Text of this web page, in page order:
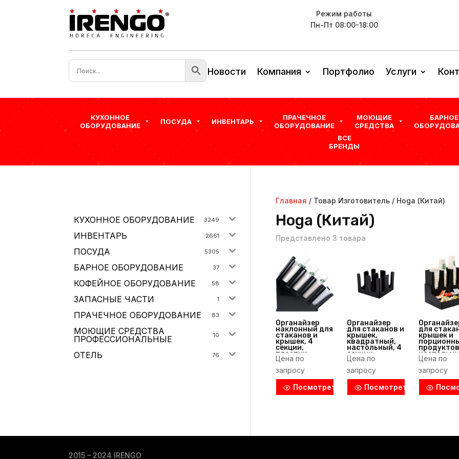
Режим работы
Пн-Пт 08:00-18:00
Новости Компания Портфолио Услуги
КУХОННОЕ
ОБОРУДОВАНИЕ
ПОСУДА ИНВЕНТАРЬ
ПРАЧЕЧНОЕ
ОБОРУДОВАНИЕ
МОЮЩИЕ
СРЕДСТВА
БАРНОЕ
ВСЕ
БРЕНДЫ
Главная / Товар Изготовитель / Hoga (Китай)
Hoga (Китай)
Представлено 3 товара
Органайзер
наклонный для
стаканов и
крышек, 4
секции,
пластик,
487x447x120
Hoga (Китай)
Цена по
запросу
Посмотреть
Органайзер
для стаканов и
крышек,
квадратный,
настольный, 4
секции,
пластик,
мм мм, черный,
Hoga (Китай)
Цена по
запросу
Посмотреть
для
крышек и
секций,
мм мм,
Hoga
Цена по
запросу
КУХОННОЕ ОБОРУДОВАНИЕ 3249
ИНВЕНТАРЬ 2661
ПОСУДА 5305
БАРНОЕ ОБОРУДОВАНИЕ 37
КОФЕЙНОЕ ОБОРУДОВАНИЕ 58
ЗАПАСНЫЕ ЧАСТИ 1
ПРАЧЕЧНОЕ ОБОРУДОВАНИЕ 83
МОЮЩИЕ СРЕДСТВА
ПРОФЕССИОНАЛЬНЫЕ
10
ОТЕЛЬ 76
2015 – 2024 IRENGO